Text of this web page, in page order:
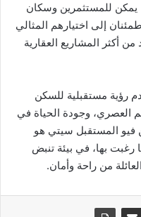
يمكن للمستثمرين وسكان
إلى اختيارهم المثالي
أكثر المشاريع العقارية
رؤية مستقبلية للسكن
العصري، وجودة الحياة في
فيو المستقبل سيتي هو
رغبت بها، في بيئة تنبض
من راحة وأمان.